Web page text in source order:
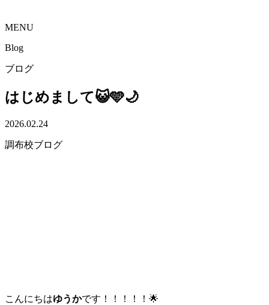
MENU
Blog
ブログ
はじめまして😺🩵🌙
2026.02.24
調布校ブログ
こんにちはゆうかです！！！！！🌟